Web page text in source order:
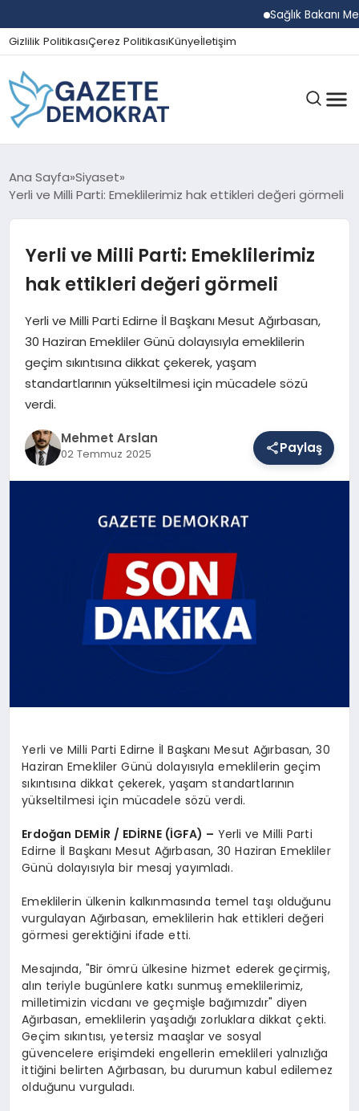
Sağlık Bakanı
Gizlilik PolitikasıÇerez PolitikasıKünyeİletişim
GÜNDEM
SPOR
SAĞLIK
Ana Sayfa Siyaset
Yerli ve Milli Parti: Emeklilerimiz hak ettikleri değeri görmeli
Yerli ve Milli Parti: Emeklilerimiz
hak ettikleri değeri görmeli
Yerli ve Milli Parti Edirne İl Başkanı Mesut Ağırbasan,
30 Haziran Emekliler Günü dolayısıyla emeklilerin
geçim sıkıntısına dikkat çekerek, yaşam
standartlarının yükseltilmesi için mücadele sözü
verdi.
Mehmet Arslan
02 Temmuz 2025 Paylaş
Yerli ve Milli Parti Edirne İl Başkanı Mesut Ağırbasan, 30
Haziran Emekliler Günü dolayısıyla emeklilerin geçim
sıkıntısına dikkat çekerek, yaşam standartlarının
yükseltilmesi için mücadele sözü verdi.
Erdoğan DEMİR / EDİRNE (İGFA) – Yerli ve Milli Parti
Edirne İl Başkanı Mesut Ağırbasan, 30 Haziran Emekliler
Günü dolayısıyla bir mesaj yayımladı.
Emeklilerin ülkenin kalkınmasında temel taşı olduğunu
vurgulayan Ağırbasan, emeklilerin hak ettikleri değeri
görmesi gerektiğini ifade etti.
Mesajında, "Bir ömrü ülkesine hizmet ederek geçirmiş,
alın teriyle bugünlere katkı sunmuş emeklilerimiz,
milletimizin vicdanı ve geçmişle bağımızdır" diyen
Ağırbasan, emeklilerin yaşadığı zorluklara dikkat çekti.
Geçim sıkıntısı, yetersiz maaşlar ve sosyal
güvencelere erişimdeki engellerin emeklileri yalnızlığa
ittiğini belirten Ağırbasan, bu durumun kabul edilemez
olduğunu vurguladı.